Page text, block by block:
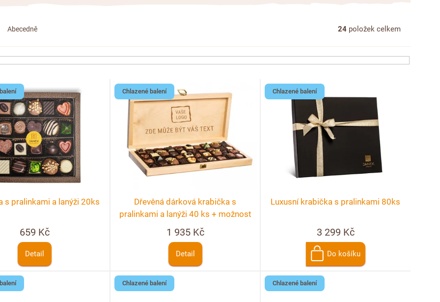
Abecedně 24 položek celkem
s pralinkami a lanýži 20ks
659 Kč
Detail
Chlazené balení
Dřevěná dárková krabička s
pralinkami a lanýži 40 ks + možnost
personalizace
1 935 Kč
Detail
Chlazené balení
Luxusní krabička s pralinkami 80ks
3 299 Kč
Do košíku
Chlazené balení Chlazené balení